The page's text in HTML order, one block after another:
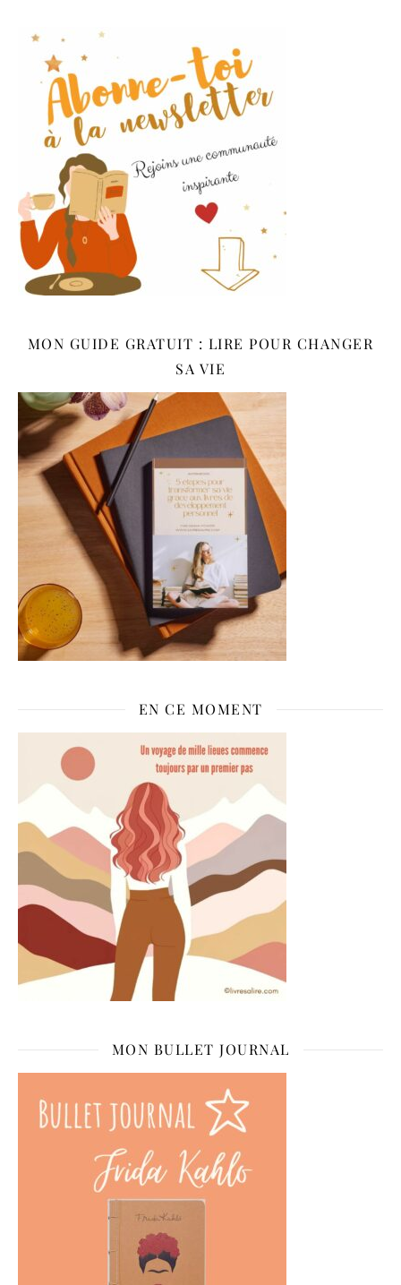
MON GUIDE GRATUIT : LIRE POUR CHANGER
SA VIE
EN CE MOMENT
MON BULLET JOURNAL